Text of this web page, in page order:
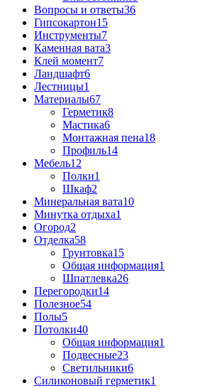
Вопросы и ответы36
Гипсокартон15
Инструменты7
Каменная вата3
Клей момент7
Ландшафт6
Лестницы1
Материалы67
Герметик8
Мастика6
Монтажная пена18
Профиль14
Мебель12
Полки1
Шкаф2
Минеральная вата10
Минутка отдыха1
Огород2
Отделка58
Грунтовка15
Общая информация1
Шпатлевка26
Перегородки14
Полезное54
Полы5
Потолки40
Общая информация1
Подвесные23
Светильники6
Силиконовый герметик1